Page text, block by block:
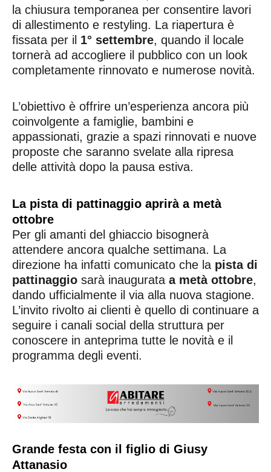
la chiusura temporanea per consentire lavori
di allestimento e restyling. La riapertura è
fissata per il 1° settembre, quando il locale
tornerà ad accogliere il pubblico con un look
completamente rinnovato e numerose novità.
L’obiettivo è offrire un’esperienza ancora più
coinvolgente a famiglie, bambini e
appassionati, grazie a spazi rinnovati e nuove
proposte che saranno svelate alla ripresa
delle attività dopo la pausa estiva.
La pista di pattinaggio aprirà a metà
ottobre
Per gli amanti del ghiaccio bisognerà
attendere ancora qualche settimana. La
direzione ha infatti comunicato che la pista di
pattinaggio sarà inaugurata a metà ottobre,
dando ufficialmente il via alla nuova stagione.
L’invito rivolto ai clienti è quello di continuare a
seguire i canali social della struttura per
conoscere in anteprima tutte le novità e il
programma degli eventi.
Grande festa con il figlio di Giusy
Attanasio